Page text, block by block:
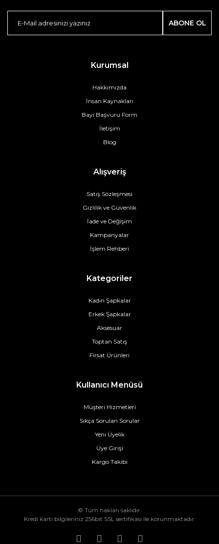
ABONE OL
Kurumsal
Hakkımızda
İnsan Kaynakları
Bayi Başvuru Form
İletişim
Blog
Alışveriş
Satış Sözleşmesi
Gizlilik ve Güvenlik
İade ve Değişim
Kampanyalar
İşlem Rehberi
Kategoriler
Kadın Şapkalar
Erkek Şapkalar
Aksesuar
Toptan Satış
Fırsat Ürünleri
Kullanıcı Menüsü
Müşteri Hizmetleri
Sıkça Sorulan Sorular
Yeni Üyelik
Üye Girişi
Kargo Takibi
© Tüm hakları saklıdır.
Kredi kartı bilgileriniz 256bit SSL sertifikası ile korunmaktadır.